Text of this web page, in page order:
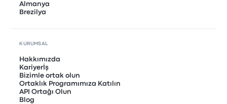
Almanya
Brezilya
KURUMSAL
Hakkımızda
Kariyerİş
Bizimle ortak olun
Ortaklık Programımıza Katılın
API Ortağı Olun
Blog